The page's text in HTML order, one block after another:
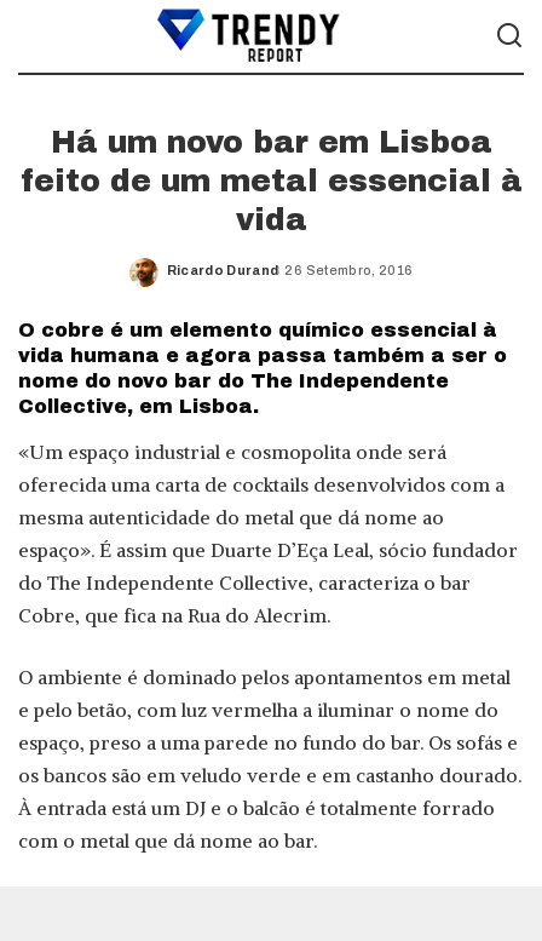
Há um novo bar em Lisboa
feito de um metal essencial à
vida
Posted
Ricardo Durand 26 Setembro, 2016
O cobre é um elemento químico essencial à
vida humana e agora passa também a ser o
nome do novo bar do The Independente
Collective, em Lisboa.
«Um espaço industrial e cosmopolita onde será
oferecida uma carta de cocktails desenvolvidos com a
mesma autenticidade do metal que dá nome ao
espaço». É assim que Duarte D’Eça Leal, sócio fundador
do The Independente Collective, caracteriza o bar
Cobre, que fica na Rua do Alecrim.
O ambiente é dominado pelos apontamentos em metal
e pelo betão, com luz vermelha a iluminar o nome do
espaço, preso a uma parede no fundo do bar. Os sofás e
os bancos são em veludo verde e em castanho dourado.
À entrada está um DJ e o balcão é totalmente forrado
com o metal que dá nome ao bar.